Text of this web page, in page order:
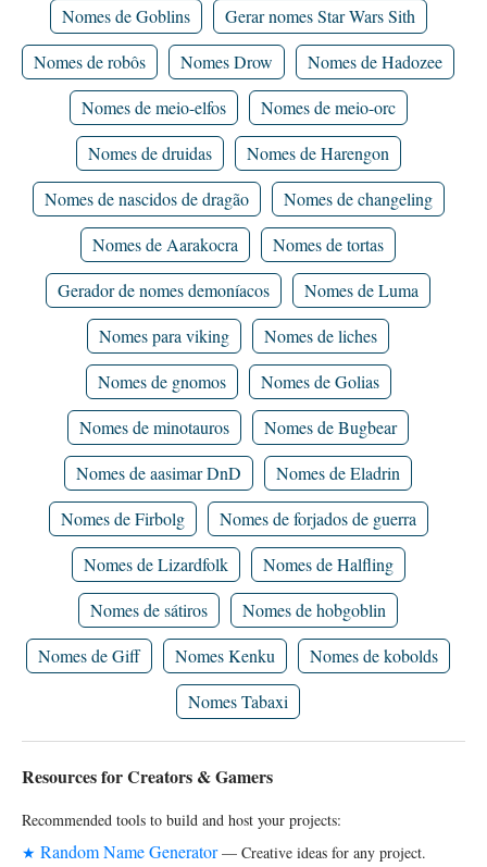
Nomes de Goblins
Gerar nomes Star Wars Sith
Nomes de robôs
Nomes Drow
Nomes de Hadozee
Nomes de meio-elfos
Nomes de meio-orc
Nomes de druidas
Nomes de Harengon
Nomes de nascidos de dragão
Nomes de changeling
Nomes de Aarakocra
Nomes de tortas
Gerador de nomes demoníacos
Nomes de Luma
Nomes para viking
Nomes de liches
Nomes de gnomos
Nomes de Golias
Nomes de minotauros
Nomes de Bugbear
Nomes de aasimar DnD
Nomes de Eladrin
Nomes de Firbolg
Nomes de forjados de guerra
Nomes de Lizardfolk
Nomes de Halfling
Nomes de sátiros
Nomes de hobgoblin
Nomes de Giff
Nomes Kenku
Nomes de kobolds
Nomes Tabaxi
Resources for Creators & Gamers
Recommended tools to build and host your projects:
★ Random Name Generator— Creative ideas for any project.